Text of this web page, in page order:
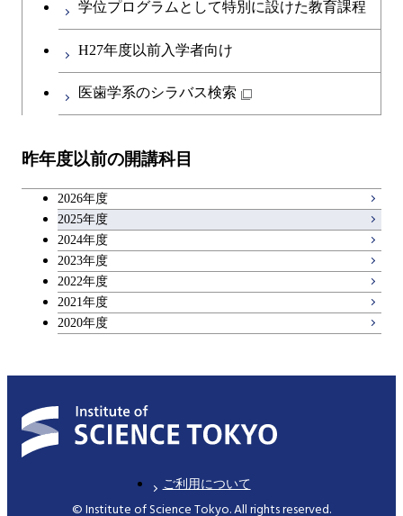
人間医療科学技術コース
原子核工学コース
人間医療科学技術コース
物質・情報卓越コース
人間医療科学技術コース
人間医療科学技術コース
原子核工学コース
物質・情報卓越コース
エネルギー・情報コース
人間医療科学技術コース
物質・情報卓越コース
物質・情報卓越コース
都市・環境学コース
コース
都市・環境学コース
エネルギーコース
エネルギー・情報コース
エンジニアリングデザイン
原子核工学コース
物質・情報卓越コース
社会・人間科学コース
イノベーション科学系
イノベーション科学コース
人間医療科学技術コース
技術経営専門職学位課程
開閉
技術経営専門職学位課程
専門科目
第二外国語科目
キャリア科目
学位プログラムとして特別に設けた教育課程
H27年度以前入学者向け
医歯学系のシラバス検索
昨年度以前の開講科目
2026年度
2025年度
2024年度
2023年度
2022年度
2021年度
2020年度
ご利用について
© Institute of Science Tokyo. All rights reserved.